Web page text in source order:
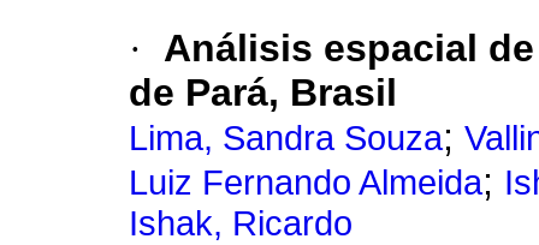
·
Análisis espacial
de Pará, Brasil
Lima, Sandra Souza;
Luiz Fernando Almeida;
Ishak, Ricardo